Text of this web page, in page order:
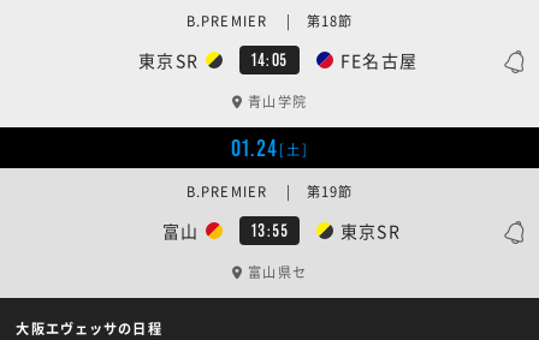
東京SR 14:05 FE名古屋
B.PREMIER | 第18節
青山学院
01.24[土]
富山 13:55 東京SR
B.PREMIER | 第19節
富山県セ
大阪エヴェッサの日程